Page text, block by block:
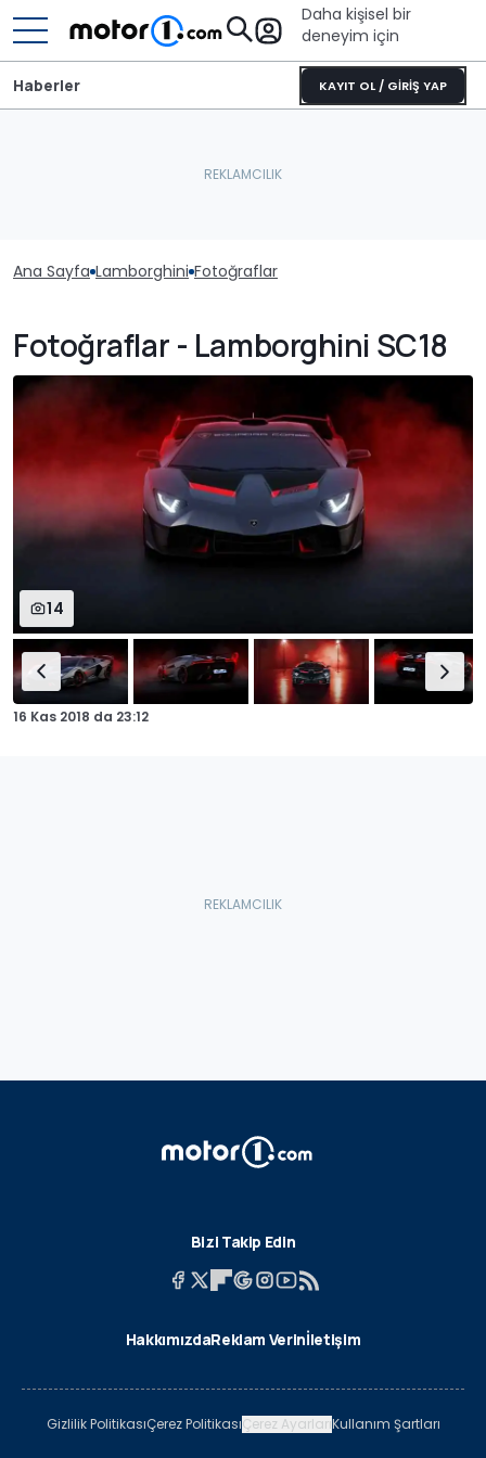
Daha kişisel bir
deneyim için
KAYIT OL / GİRİŞ YAP
Haberler
Ana Sayfa Lamborghini Fotoğraflar
Fotoğraflar - Lamborghini SC18
14
16 Kas 2018 da 23:12
Bizi Takip Edin
HakkımızdaReklam Verinİletişim
Gizlilik PolitikasıÇerez PolitikasıÇerez AyarlarıKullanım Şartları